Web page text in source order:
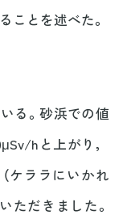
ことを述べた。
る。砂浜での値
hと上がり，
ケララにいかれ
ただきました。